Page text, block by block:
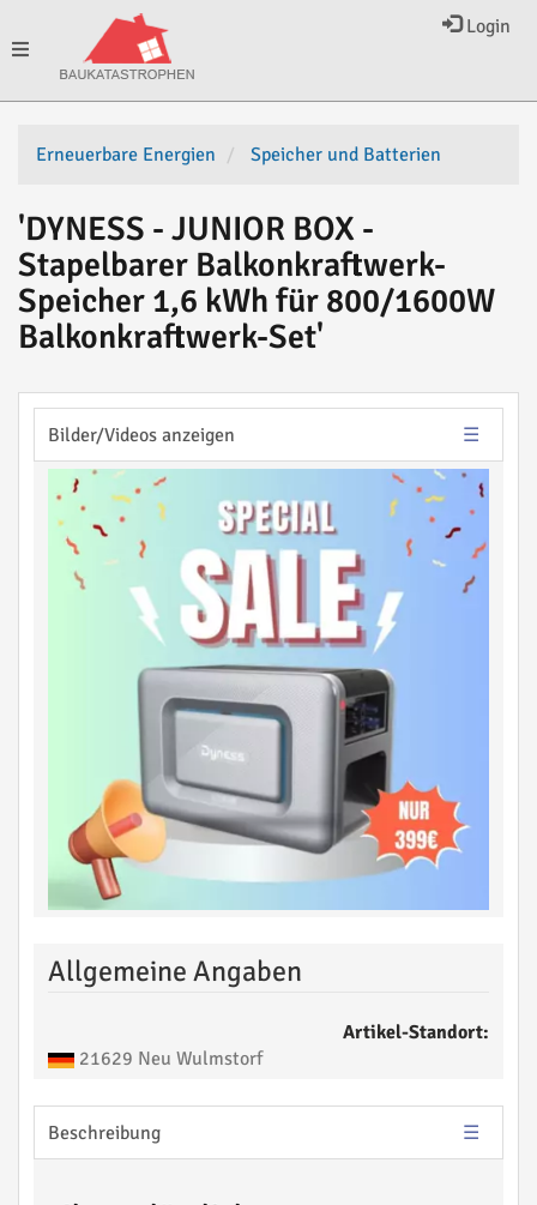
Login
Toggle
navigation
Erneuerbare Energien Speicher und Batterien
'DYNESS - JUNIOR BOX -
Stapelbarer Balkonkraftwerk-
Speicher 1,6 kWh für 800/1600W
Balkonkraftwerk-Set'
Bilder/Videos anzeigen
Allgemeine Angaben
Artikel-Standort:
21629 Neu Wulmstorf
Beschreibung